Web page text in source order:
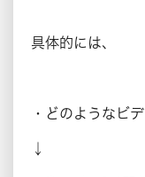
具体的には、
・どのようなビ
↓